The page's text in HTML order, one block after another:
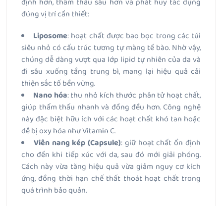
đúng vị trí cần thiết:
Liposome: hoạt chất được bao bọc trong các túi
siêu nhỏ có cấu trúc tương tự màng tế bào. Nhờ vậy,
chúng dễ dàng vượt qua lớp lipid tự nhiên của da và
đi sâu xuống tầng trung bì, mang lại hiệu quả cải
thiện sắc tố bền vững.
Nano hóa: thu nhỏ kích thước phân tử hoạt chất,
giúp thẩm thấu nhanh và đồng đều hơn. Công nghệ
này đặc biệt hữu ích với các hoạt chất khó tan hoặc
dễ bị oxy hóa như Vitamin C.
Viên nang kép (Capsule): giữ hoạt chất ổn định
cho đến khi tiếp xúc với da, sau đó mới giải phóng.
Cách này vừa tăng hiệu quả vừa giảm nguy cơ kích
ứng, đồng thời hạn chế thất thoát hoạt chất trong
quá trình bảo quản.